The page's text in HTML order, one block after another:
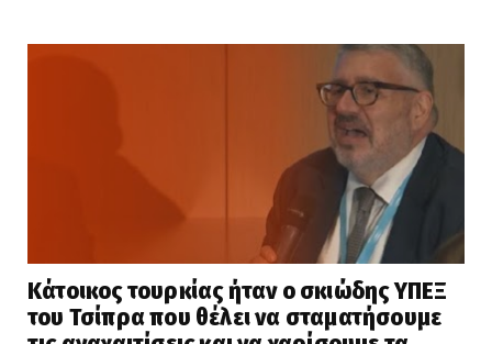
Κάτοικος τουρκίας ήταν ο σκιώδης ΥΠΕΞ
του Τσίπρα που θέλει να σταματήσουμε